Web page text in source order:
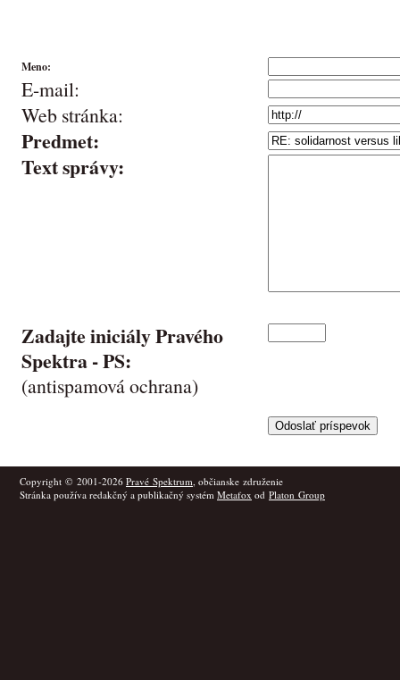
Meno:
E-mail:
Web stránka:
Predmet:
Text správy:
Zadajte iniciály Pravého
Spektra -PS:
(antispamová ochrana)
Copyright © 2001-2026 Pravé Spektrum, občianske združenie
Stránka používa redakčný a publikačný systém Metafox od Platon Group